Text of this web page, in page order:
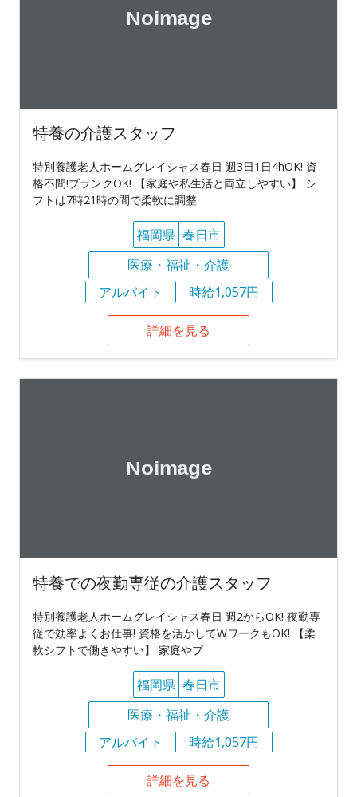
特養の介護スタッフ
特別養護老人ホームグレイシャス春日 週3日1日4hOK! 資
格不問!ブランクOK! 【家庭や私生活と両立しやすい】 シ
フトは7時21時の間で柔軟に調整
福岡県 春日市
医療・福祉・介護
アルバイト
時給1,057円
詳細を見る
特養での夜勤専従の介護スタッフ
特別養護老人ホームグレイシャス春日 週2からOK! 夜勤専
従で効率よくお仕事! 資格を活かしてWワークもOK! 【柔
軟シフトで働きやすい】 家庭やプ
福岡県 春日市
医療・福祉・介護
アルバイト
時給1,057円
詳細を見る